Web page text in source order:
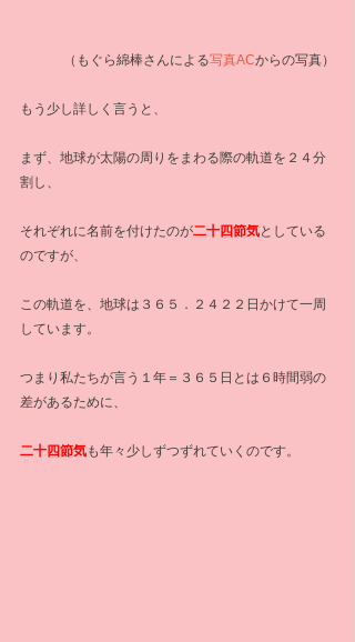
（もぐら綿棒さんによる写真ACからの写真）
もう少し詳しく言うと、
まず、地球が太陽の周りをまわる際の軌道を２４分
割し、
それぞれに名前を付けたのが二十四節気としている
のですが、
この軌道を、地球は３６５．２４２２日かけて一周
しています。
つまり私たちが言う１年＝３６５日とは６時間弱の
差があるために、
二十四節気も年々少しずつずれていくのです。